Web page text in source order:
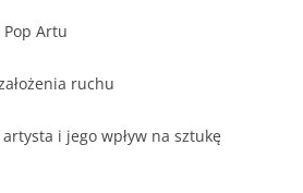
Pop Artu
ruchu
i jego wpływ na sztukę